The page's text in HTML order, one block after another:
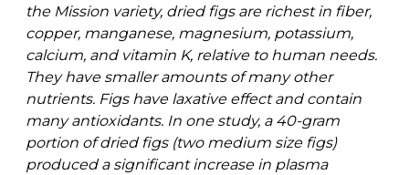
the Mission variety, dried figs are richest in fiber,
copper, manganese, magnesium, potassium,
calcium, and vitamin K, relative to human needs.
They have smaller amounts of many other
nutrients. Figs have laxative effect and contain
many antioxidants. In one study, a 40-gram
portion of dried figs (two medium size figs)
produced a significant increase in plasma